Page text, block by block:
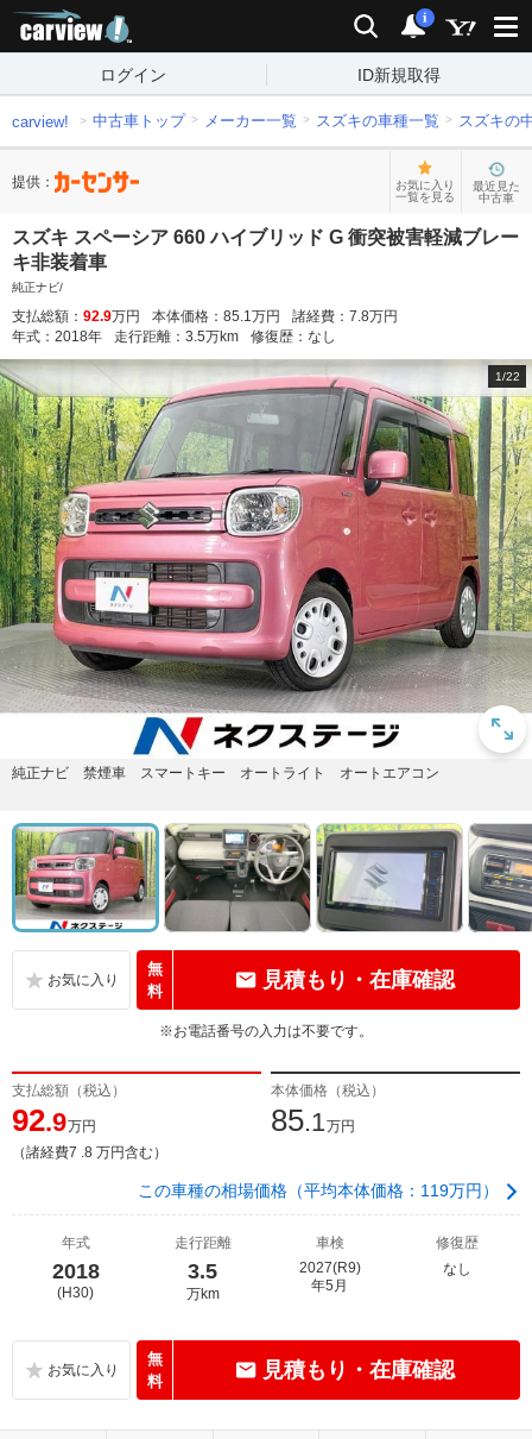
検索 通知
i
ログイン ID新規取得
carview! 中古車トップ メーカー一覧 スズキの車種一覧 スズキの
提供：
お気に入り
一覧を見る
最近見た
中古車
スズキ スペーシア 660 ハイブリッド G 衝突被害軽減ブレー
キ非装着車
純正ナビ/
支払総額： 92.9万円 本体価格： 85.1万円 諸経費： 7.8万円
年式： 2018年 走行距離： 3.5万km 修復歴： なし
1/22
純正ナビ 禁煙車 スマートキー オートライト オートエアコン
無
料
見積もり・在庫確認
※お電話番号の入力は不要です。
支払総額（税込）
92.9万円
（諸経費7 .8 万円含む）
本体価格（税込）
85.1万円
この車種の相場価格（平均本体価格：119万円）
年式
2018
(H30)
走行距離
3.5
万km
車検
2027(R9)
年5月
修復歴
なし
無
料
見積もり・在庫確認